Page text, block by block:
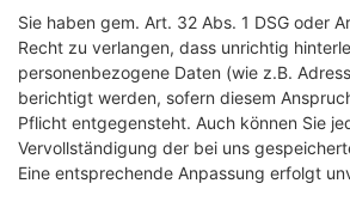
Sie haben gem. Art. 32 Abs. 1 DSG oder
Recht zu verlangen, dass unrichtig
personenbezogene Daten (wie z.B.
berichtigt werden, sofern diesem
Pflicht entgegensteht. Auch können Sie
Vervollständigung der bei uns
Eine entsprechende Anpassung erfolgt